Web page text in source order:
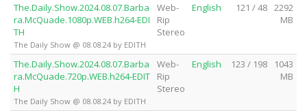
The.Daily.Show.2024.08.07.Barba
ra.McQuade.1080p.WEB.h264-EDI
TH
The Daily Show @ 08.08.24 by EDITH
Web-
Rip
Stereo
English 121 / 48
2292
MB
The.Daily.Show.2024.08.07.Barba
ra.McQuade.720p.WEB.h264-EDIT
H
The Daily Show @ 08.08.24 by EDITH
Web-
Rip
Stereo
English 123 / 198
1043
MB